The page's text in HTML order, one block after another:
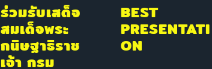
ร่วมรับเสด็จ
สมเด็จพระ
กนิษฐาธิราช
เจ้า กรม
BEST
PRESENTATI
ON